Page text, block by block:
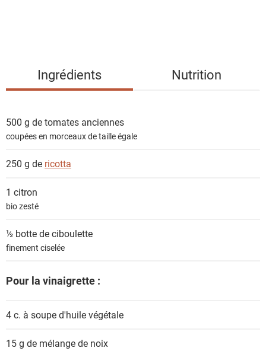
i
e
n
s
Ingrédients Nutrition
500 g detomates anciennes
coupées en morceaux de taille égale
250 g de ricotta
1 citron
bio zesté
½ botte deciboulette
finement ciselée
Pour la vinaigrette :
4 c. à souped'huile végétale
15 g de mélange de noix